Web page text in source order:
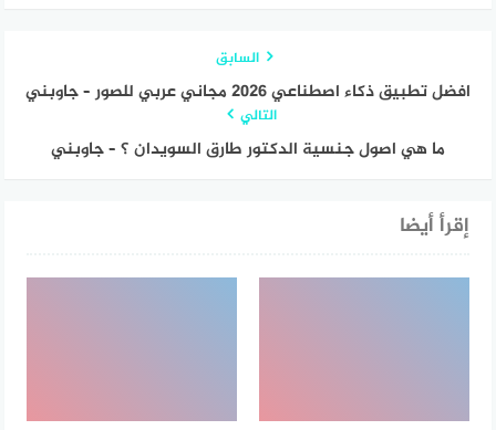
السابق
افضل تطبيق ذكاء اصطناعي 2026 مجاني عربي للصور – جاوبني
التالي
ما هي اصول جنسية الدكتور طارق السويدان ؟ – جاوبني
إقرأ أيضا